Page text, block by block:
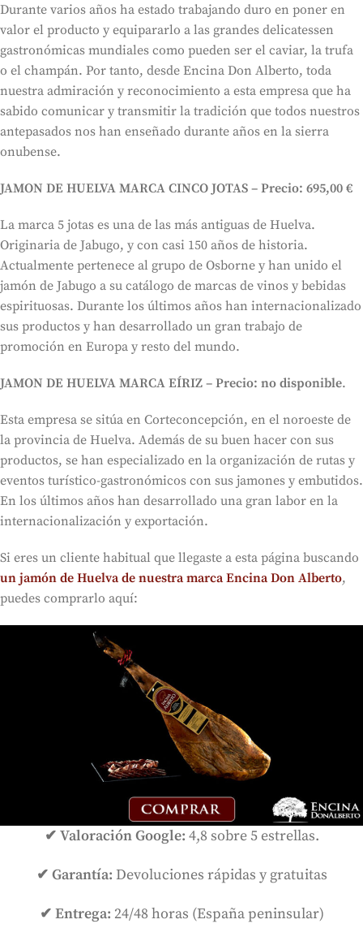
Durante varios años ha estado trabajando duro en poner en
valor el producto y equipararlo a las grandes delicatessen
gastronómicas mundiales como pueden ser el caviar, la trufa
o el champán. Por tanto, desde Encina Don Alberto, toda
nuestra admiración y reconocimiento a esta empresa que ha
sabido comunicar y transmitir la tradición que todos nuestros
antepasados nos han enseñado durante años en la sierra
onubense.
JAMON DE HUELVA MARCA CINCO JOTAS – Precio: 695,00 €
La marca 5 jotas es una de las más antiguas de Huelva.
Originaria de Jabugo, y con casi 150 años de historia.
Actualmente pertenece al grupo de Osborne y han unido el
jamón de Jabugo a su catálogo de marcas de vinos y bebidas
espirituosas. Durante los últimos años han internacionalizado
sus productos y han desarrollado un gran trabajo de
promoción en Europa y resto del mundo.
JAMON DE HUELVA MARCA EÍRIZ – Precio: no disponible.
Esta empresa se sitúa en Corteconcepción, en el noroeste de
la provincia de Huelva. Además de su buen hacer con sus
productos, se han especializado en la organización de rutas y
eventos turístico-gastronómicos con sus jamones y embutidos.
En los últimos años han desarrollado una gran labor en la
internacionalización y exportación.
Si eres un cliente habitual que llegaste a esta página buscando
un jamón de Huelva de nuestra marca Encina Don Alberto,
puedes comprarlo aquí:
✔ Valoración Google: 4,8 sobre 5 estrellas.
✔ Garantía: Devoluciones rápidas y gratuitas
✔ Entrega: 24/48 horas (España peninsular)